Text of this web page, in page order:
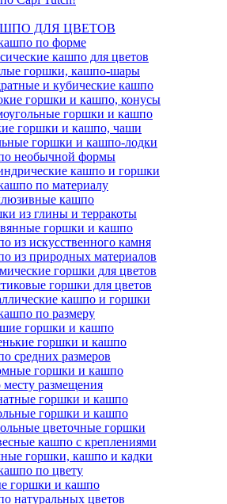
ДЛЯ ЦВЕТОВ
по форме
кашпо для цветов
горшки, кашпо-шары
и кубические кашпо
горшки и кашпо, конусы
горшки и кашпо
горшки и кашпо, чаши
горшки и кашпо-лодки
необычной формы
кашпо и горшки
по материалу
кашпо
из глины и терракоты
горшки и кашпо
из искусственного камня
из природных материалов
горшки для цветов
горшки для цветов
кашпо и горшки
по размеру
горшки и кашпо
горшки и кашпо
средних размеров
горшки и кашпо
размещения
горшки и кашпо
горшки и кашпо
цветочные горшки
кашпо с креплениями
горшки, кашпо и кадки
по цвету
горшки и кашпо
натуральных цветов